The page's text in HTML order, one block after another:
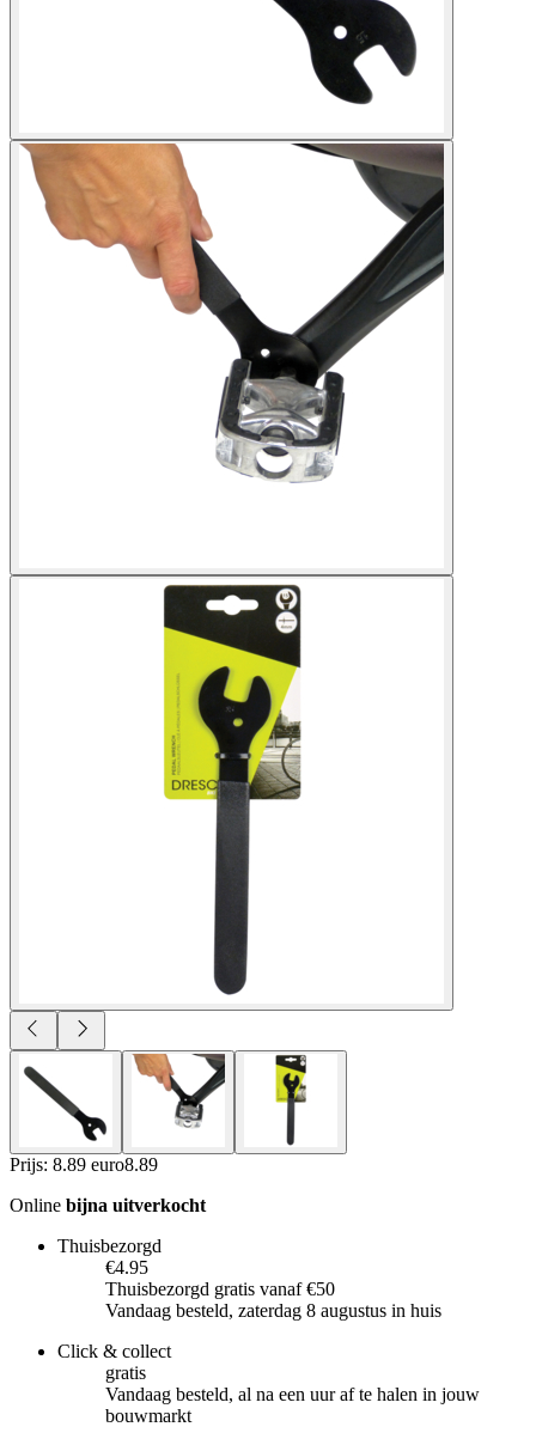
Prijs: 8.89 euro8.89
Online bijna uitverkocht
Thuisbezorgd
€4.95
Thuisbezorgd gratis vanaf €50
Vandaag besteld, zaterdag 8 augustus in huis
Click & collect
gratis
Vandaag besteld, al na een uur af te halen in jouw
bouwmarkt